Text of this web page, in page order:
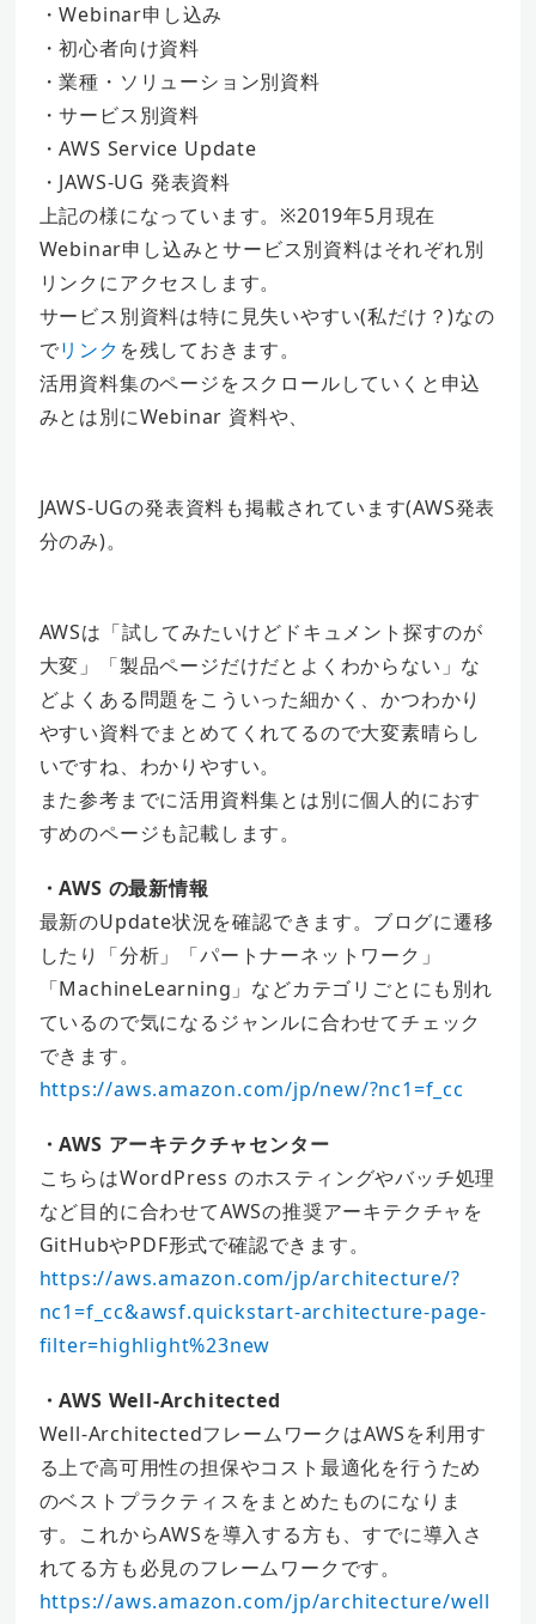
・Webinar申し込み
・初心者向け資料
・業種・ソリューション別資料
・サービス別資料
・AWS Service Update
・JAWS-UG 発表資料
上記の様になっています。※2019年5月現在
Webinar申し込みとサービス別資料はそれぞれ別
リンクにアクセスします。
サービス別資料は特に見失いやすい(私だけ？)なの
でリンク を残しておきます。
活用資料集のページをスクロールしていくと申込
みとは別にWebinar 資料や、
JAWS-UGの発表資料も掲載されています(AWS発表
分のみ)。
AWSは「試してみたいけどドキュメント探すのが
大変」「製品ページだけだとよくわからない」な
どよくある問題をこういった細かく、かつわかり
やすい資料でまとめてくれてるので大変素晴らし
いですね、わかりやすい。
また参考までに活用資料集とは別に個人的におす
すめのページも記載します。
・AWS の最新情報
最新のUpdate状況を確認できます。ブログに遷移
したり「分析」「パートナーネットワーク」
「MachineLearning」などカテゴリごとにも別れ
ているので気になるジャンルに合わせてチェック
できます。
https://aws.amazon.com/jp/new/?nc1=f_cc
・AWS アーキテクチャセンター
こちらはWordPress のホスティングやバッチ処理
など目的に合わせてAWSの推奨アーキテクチャを
GitHubやPDF形式で確認できます。
https://aws.amazon.com/jp/architecture/?
nc1=f_cc&awsf.quickstart-architecture-page-
filter=highlight%23new
・AWS Well-Architected
Well-ArchitectedフレームワークはAWSを利用す
る上で高可用性の担保やコスト最適化を行うため
のベストプラクティスをまとめたものになりま
す。これからAWSを導入する方も、すでに導入さ
れてる方も必見のフレームワークです。
https://aws.amazon.com/jp/architecture/well